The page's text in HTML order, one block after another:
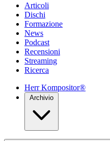
Articoli
Dischi
Formazione
News
Podcast
Recensioni
Streaming
Ricerca
Herr Kompositor®
Archivio